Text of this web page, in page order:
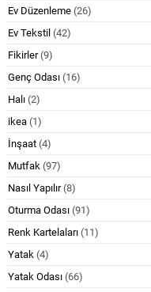
Ev Düzenleme (26)
Ev Tekstil (42)
Fikirler(9)
Genç Odası (16)
Halı (2)
ikea (1)
İnşaat (4)
Mutfak (97)
Nasıl Yapılır(8)
Oturma Odası (91)
Renk Kartelaları (11)
Yatak (4)
Yatak Odası (66)